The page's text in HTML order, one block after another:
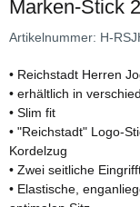
Marken-Stick
Artikelnummer: H-
• Reichstadt Herren
• erhältlich in
• Slim fit
• "Reichstadt" Logo-
Kordelzug
• Zwei seitliche
• Elastische,